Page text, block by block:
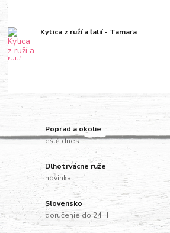
Kytica z ruží a ľalií - Tamara
Poprad a okolie
eště dnes
Dlhotrvácne ruže
novinka
Slovensko
doručenie do 24 H